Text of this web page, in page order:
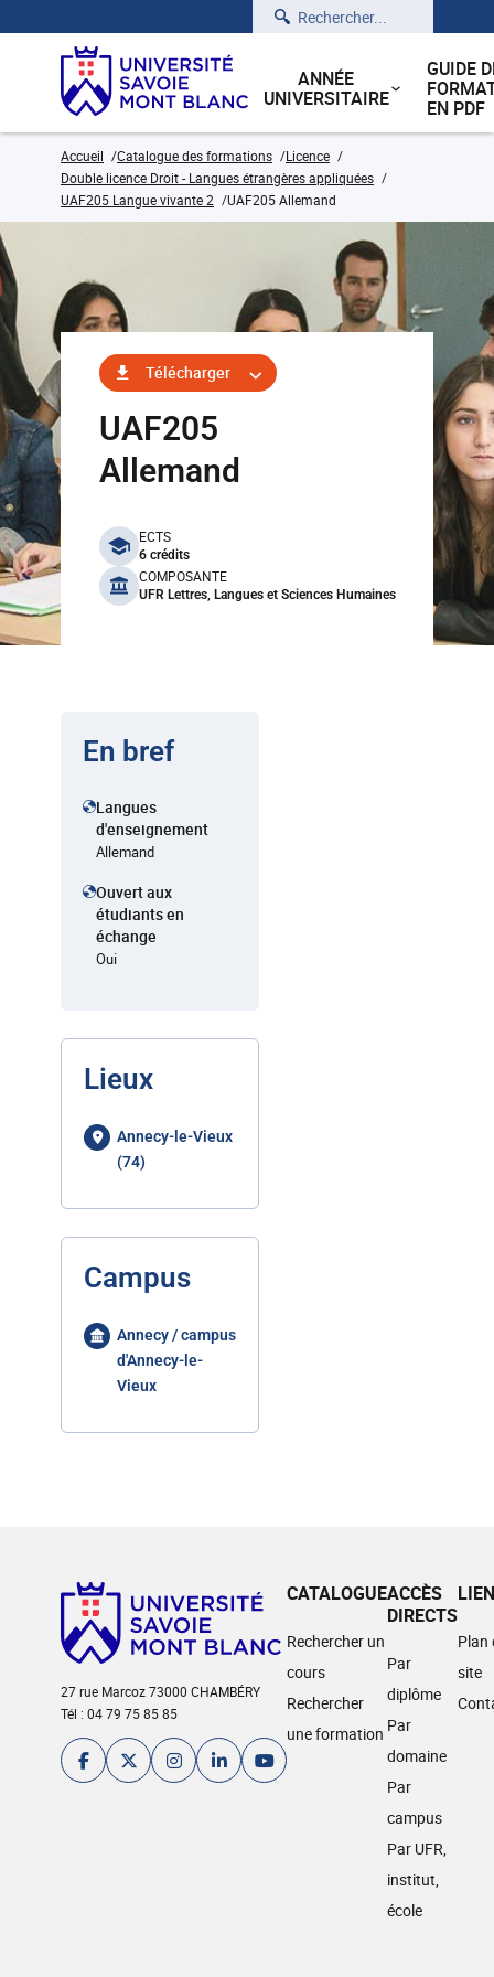
Rechercher
ANNÉE
UNIVERSITAIRE
GUIDE
EN PDF
Accueil Catalogue des formations
Licence
Double licence Droit - Langues étrangères appliquées
UAF205 Langue vivante 2
UAF205 Allemand
Télécharger
UAF205
Allemand
benefits
ECTS
6 crédits
COMPOSANTE
UFR Lettres, Langues et Sciences Humaines
En bref
Langues
d'enseignement
Allemand
Ouvert aux
étudiants en
échange
Oui
Lieux
Annecy-le-Vieux
(74)
Campus
Annecy / campus
d'Annecy-le-
Vieux
27 rue Marcoz 73000 CHAMBÉRY
Tél : 04 79 75 85 85
CATALOGUE
Rechercher un
cours
Rechercher
une formation
ACCÈS
DIRECTS
Par
diplôme
Par
domaine
Par
campus
Par UFR,
institut,
école
Plan
site